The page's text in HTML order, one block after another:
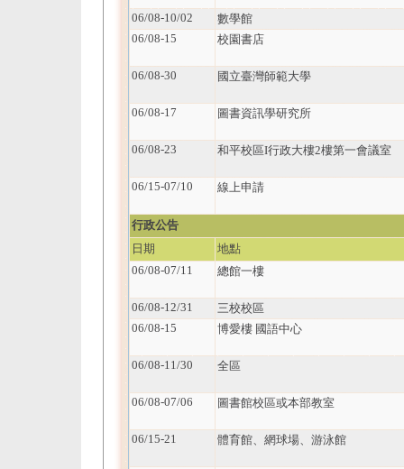
06/08-10/02
數學館
06/08-15
校園書店
06/08-30 國立臺灣師範大學
06/08-17 圖書資訊學研究所
06/08-23 和平校區I行政大樓2樓第一會議室
06/15-07/10 線上申請
行政公告
日期
地點
06/08-07/11
總館一樓
06/08-12/31
三校校區
06/08-15
博愛樓 國語中心
06/08-11/30 全區
06/08-07/06 圖書館校區或本部教室
06/15-21 體育館、網球場、游泳館